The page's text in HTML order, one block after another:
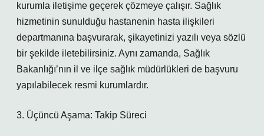
kurumla iletişime geçerek çözmeye çalışır. Sağlık
hizmetinin sunulduğu hastanenin hasta ilişkileri
departmanına başvurarak, şikayetinizi yazılı veya sözlü
bir şekilde iletebilirsiniz. Aynı zamanda, Sağlık
Bakanlığı’nın il ve ilçe sağlık müdürlükleri de başvuru
yapılabilecek resmi kurumlardır.
3. Üçüncü Aşama: Takip Süreci